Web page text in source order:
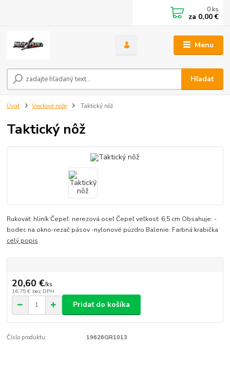
Menu
Hľadať
0 ks
za 0,00 €
Úvod Vreckové nože Taktický nôž
Taktický nôž
Rukoväť: hliník Čepeľ: nerezová oceľ Čepeľ veľkosť: 6,5 cm Obsahuje: -
bodec na okno-rezač pásov -nylonové púzdro Balenie: Farbná krabička
celý popis
20,60 €/ks
16,75 € bez DPH
Pridať do košíka
Číslo produktu: 19626GR1013